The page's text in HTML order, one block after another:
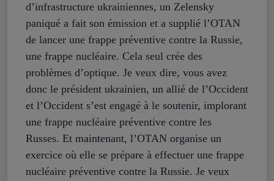
d’infrastructure ukrainiennes, un Zelensky
paniqué a fait son émission et a supplié l’OTAN
de lancer une frappe préventive contre la Russie,
une frappe nucléaire. Cela seul crée des
problèmes d’optique. Je veux dire, vous avez
donc le président ukrainien, un allié de l’Occident
et l’Occident s’est engagé à le soutenir, implorant
une frappe nucléaire préventive contre les
Russes. Et maintenant, l’OTAN organise un
exercice où elle se prépare à effectuer une frappe
nucléaire préventive contre la Russie. Je veux